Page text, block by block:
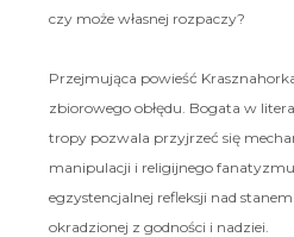
czy może własnej rozpaczy?
Przejmująca powieść
zbiorowego obłędu. Bogata w
tropy pozwala przyjrzeć się
manipulacji i religijnego
egzystencjalnej refleksji nad
okradzionej z godności i nadziei.